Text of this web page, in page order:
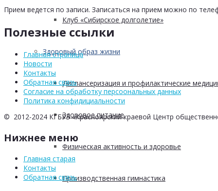
Клуб «Сибирское долголетие»
Здоровый образ жизни
Диспансеризация и профилактические
Здоровое питание
Физическая активность и здоровье
Производственная гимнастика
Прием ведется по записи. Записаться на прием можно по
Полезные ссылки
Главная страница
Новости
Контакты
Обратная связь
Согласие на обработку персоональных данных
Политика конфидициальности
© 2012-2024 КГБУЗ «Красноярский краевой Центр
Нижнее меню
Главная старая
Контакты
Обратная связь